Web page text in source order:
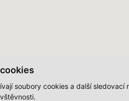
soubory cookies a další